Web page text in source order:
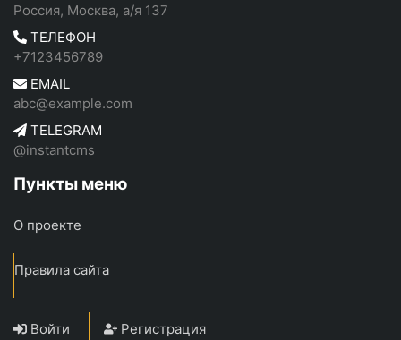
Россия, Москва, а/я 137
ТЕЛЕФОН
+7123456789
EMAIL
abc@example.com
TELEGRAM
@instantcms
Пункты меню
О проекте
Правила сайта
Войти Регистрация